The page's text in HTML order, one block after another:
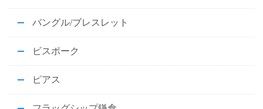
バングル/ブレスレット
ビスポーク
ピアス